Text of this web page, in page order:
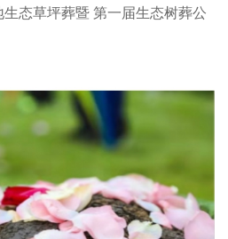
生态草坪葬暨 第一届生态树葬公